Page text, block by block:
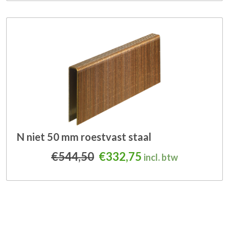
N niet 50 mm roestvast staal
€544,50 Oorspronkelijke prijs
€332,75 Huidige prijs is:
incl. btw